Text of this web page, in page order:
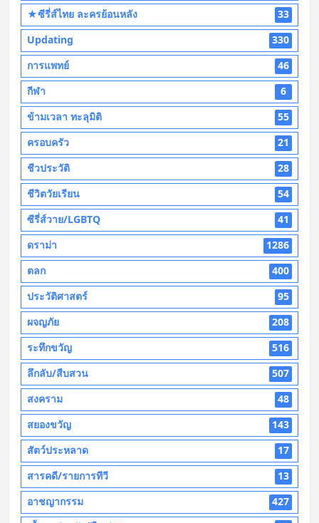
★ซีรี่ส์ไทย ละครย้อนหลัง
33
Updating
330
การแพทย์
46
กีฬา
6
ข้ามเวลา ทะลุมิติ
55
ครอบครัว
21
ชีวประวัติ
28
ชีวิตวัยเรียน
54
ซีรี่ส์วาย/LGBTQ
41
ดราม่า
1286
ตลก
400
ประวัติศาสตร์
95
ผจญภัย
208
ระทึกขวัญ
516
ลึกลับ/สืบสวน
507
สงคราม
48
สยองขวัญ
143
สัตว์ประหลาด
17
สารคดี/รายการทีวี
13
อาชญากรรม
427